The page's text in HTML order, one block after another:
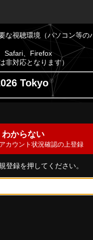
な視聴環境（パソコン等
Safari、Firefox
非対応となります）
Tokyo
からない
カウント状況確認の上登録
登録を押してください。